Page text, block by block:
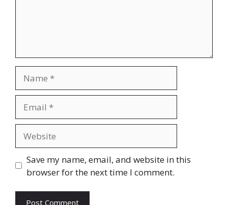
Save my name, email, and website in this
browser for the next time I comment.